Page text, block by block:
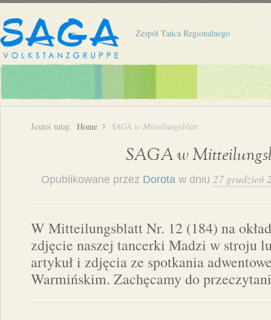
Zespół Tańca Regionalnego
Jesteś tutaj: Home SAGA w Mitteilungsblatt
SAGA w
Opublikowane przez Dorotaw dniu 27 grudzień
W Mitteilungsblatt Nr. 12 (184) na
zdjęcie naszej tancerki Madzi w stroju
artykuł i zdjęcia ze spotkania
Warmińskim. Zachęcamy do